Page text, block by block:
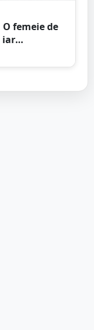
femeie de
iar